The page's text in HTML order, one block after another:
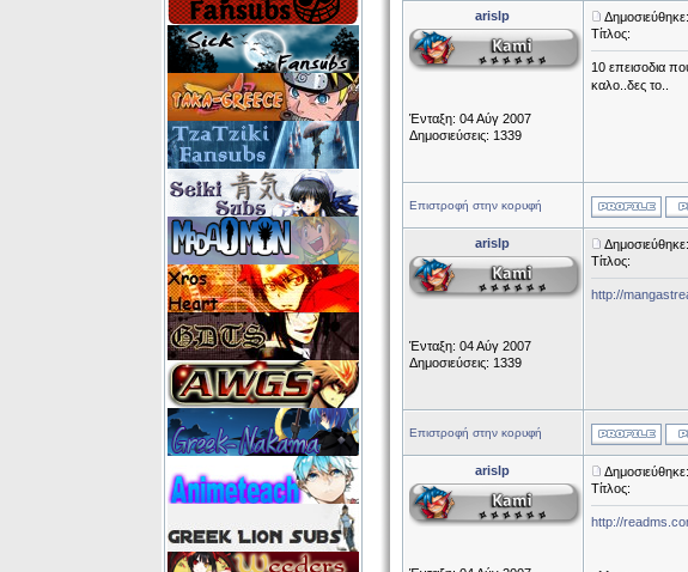
arislp
Ένταξη: 04 Αύγ 2007
Δημοσιεύσεις: 1339
Τίτλος:
10 επεισοδια
καλο..δες το..
Επιστροφή στην κορυφή
arislp
Ένταξη: 04 Αύγ 2007
Δημοσιεύσεις: 1339
Τίτλος:
http://
Επιστροφή στην κορυφή
arislp
Τίτλος:
http://